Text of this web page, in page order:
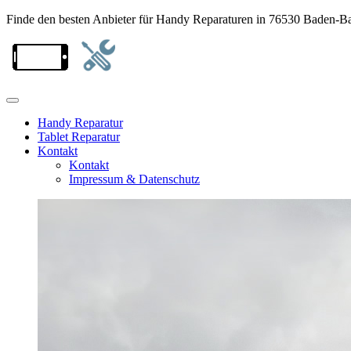
Finde den besten Anbieter für Handy Reparaturen in 76530 Baden-
Handy Reparatur
Tablet Reparatur
Kontakt
Kontakt
Impressum & Datenschutz